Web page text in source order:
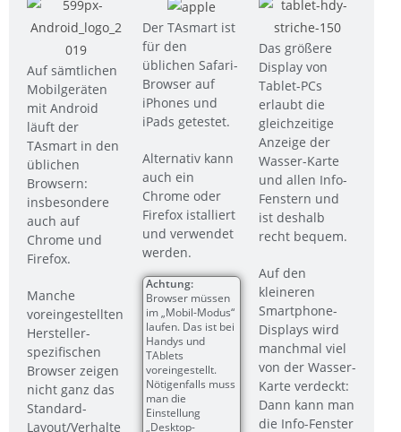
Auf sämtlichen
Mobilgeräten
mit Android
läuft der
TAsmart in den
üblichen
Browsern:
insbesondere
auch auf
Chrome und
Firefox.
Manche
voreingestellten
Hersteller-
spezifischen
Browser zeigen
nicht ganz das
Standard-
Layout/Verhalte
Der TAsmart ist
für den
üblichen Safari-
Browser auf
iPhones und
iPads getestet.
Alternativ kann
auch ein
Chrome oder
Firefox istalliert
und verwendet
werden.
Achtung:
Browser müssen
im „Mobil-Modus“
laufen. Das ist bei
Handys und
TAblets
voreingestellt.
Nötigenfalls muss
man die
Einstellung
„Desktop-
Das größere
Display von
Tablet-PCs
erlaubt die
gleichzeitige
Anzeige der
Wasser-Karte
und allen Info-
Fenstern und
ist deshalb
recht bequem.
Auf den
kleineren
Smartphone-
Displays wird
manchmal viel
von der Wasser-
Karte verdeckt:
Dann kann man
die Info-Fenster